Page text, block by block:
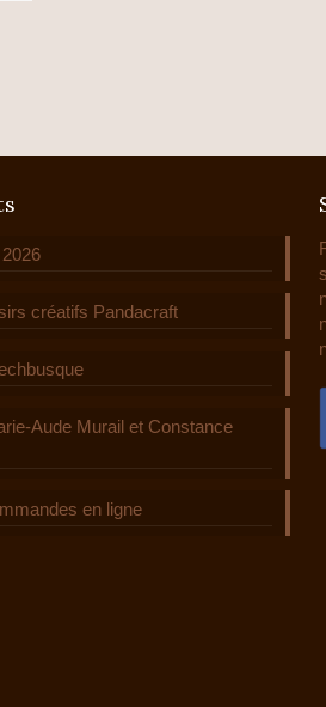
créatifs Pandacraft
Aude Murail et Constance
en ligne